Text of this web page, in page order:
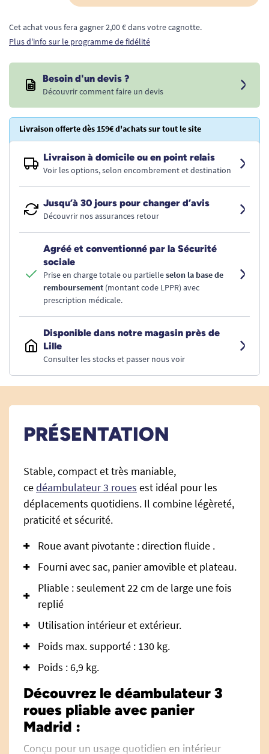
Cet achat vous fera gagner 2,00 € dans votre cagnotte.
Plus d'info sur le programme de fidélité
Besoin d'un devis ?
Découvrir comment faire un devis
Livraison offerte dès 159€ d'achats sur tout le site
Livraison à domicile ou en point relais
Voir les options, selon encombrement et destination
Jusqu’à 30 jours pour changer d’avis
Découvrir nos assurances retour
Agréé et conventionné par la Sécurité
sociale
Prise en charge totale ou partielleselon la base de
remboursement (montant code LPPR) avec
prescription médicale.
Disponible dans notre magasin près de
Lille
Consulter les stocks et passer nous voir
PRÉSENTATION
Stable, compact et très maniable,
cedéambulateur 3 roues est idéal pour les
déplacements quotidiens. Il combine légèreté,
praticité et sécurité.
Roue avant pivotante : direction fluide .
Fourni avec sac, panier amovible et plateau.
Pliable : seulement 22 cm de large une fois
replié
Utilisation intérieur et extérieur.
Poids max. supporté : 130 kg.
Poids : 6,9 kg.
Découvrez le déambulateur 3
roues pliable avec panier
Madrid :
Conçu pour un usage quotidien en intérieur